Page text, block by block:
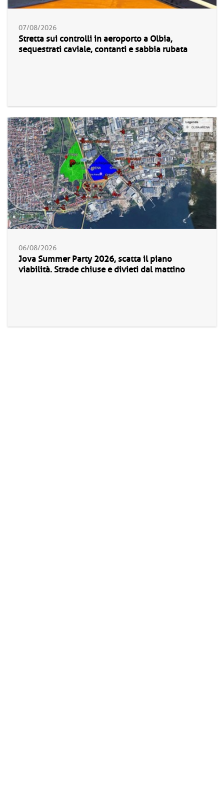
07/08/2026
Stretta sui controlli in aeroporto a Olbia,
sequestrati caviale, contanti e sabbia rubata
06/08/2026
Jova Summer Party 2026, scatta il piano
viabilità. Strade chiuse e divieti dal mattino